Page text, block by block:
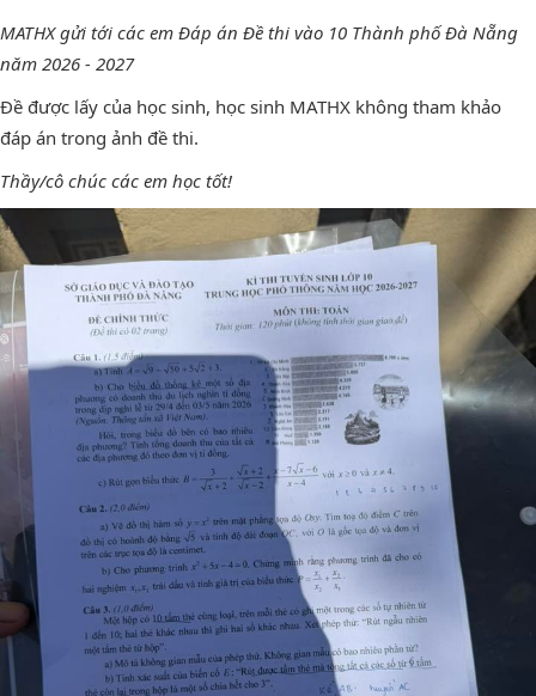
MATHX gửi tới các em Đáp án Đề thi vào 10 Thành phố Đà Nẵng
năm 2026 - 2027
Đề được lấy của học sinh, học sinh MATHX không tham khảo
đáp án trong ảnh đề thi.
Thầy/cô chúc các em học tốt!